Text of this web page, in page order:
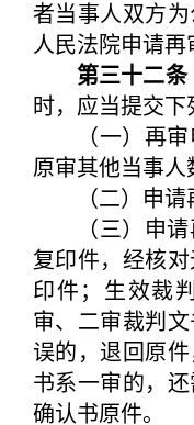
者当事人双方
人民法院申请再
第三十二条
时，应当提交下
（一）再审
原审其他当事人
（二）申请
（三）申请
复印件，经核
印件；生效裁
审、二审裁判
误的，退回原
书系一审的，
确认书原件。